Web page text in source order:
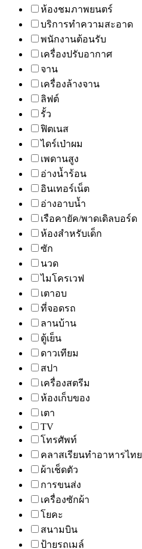
ห้องชมภาพยนตร์
บริการทำความสะอาด
พนักงานต้อนรับ
เครื่องปรับอากาศ
จาน
เครื่องล้างจาน
ลิฟต์
รั้ว
ฟิตเนส
ไดร์เป่าผม
เพดานสูง
อ่างน้ำร้อน
อินเทอร์เน็ต
อ่างอาบน้ำ
เรือคายัค/พาดเดิลบอร์ด
ห้องสำหรับเด็ก
ซัก
นวด
ไมโครเวฟ
เตาอบ
ที่จอดรถ
ลานบ้าน
ตู้เย็น
ดาวเทียม
สปา
เครื่องสตรีม
ห้องเก็บของ
เตา
TV
โทรศัพท์
คลาสเรียนทำอาหารไทย
ผ้าเช็ดตัว
การขนส่ง
เครื่องซักผ้า
โยคะ
สนามบิน
ป้ายรถเมล์